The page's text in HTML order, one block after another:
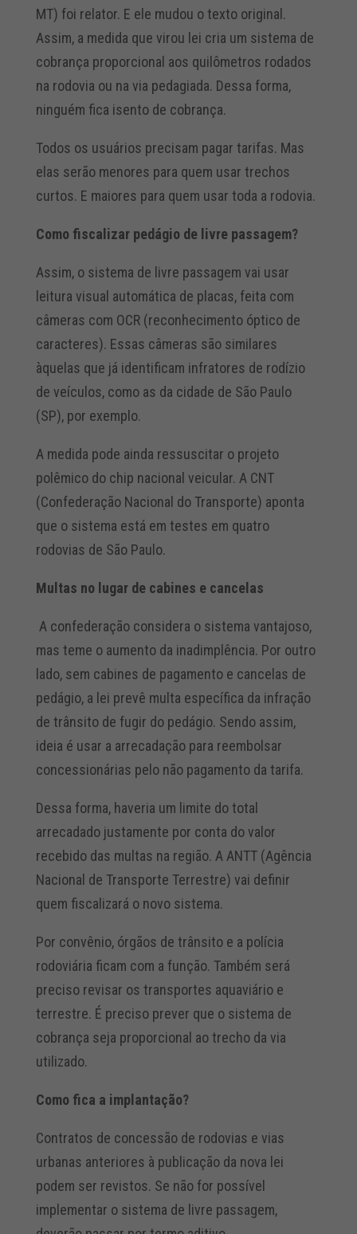
MT) foi relator. E ele mudou o texto original.
Assim, a medida que virou lei cria um sistema de
cobrança proporcional aos quilômetros rodados
na rodovia ou na via pedagiada. Dessa forma,
ninguém fica isento de cobrança.
Todos os usuários precisam pagar tarifas. Mas
elas serão menores para quem usar trechos
curtos. E maiores para quem usar toda a rodovia.
Como fiscalizar pedágio de livre passagem?
Assim, o sistema de livre passagem vai usar
leitura visual automática de placas, feita com
câmeras com OCR (reconhecimento óptico de
caracteres). Essas câmeras são similares
àquelas que já identificam infratores de rodízio
de veículos, como as da cidade de São Paulo
(SP), por exemplo.
A medida pode ainda ressuscitar o projeto
polêmico do chip nacional veicular. A CNT
(Confederação Nacional do Transporte) aponta
que o sistema está em testes em quatro
rodovias de São Paulo.
Multas no lugar de cabines e cancelas
A confederação considera o sistema vantajoso,
mas teme o aumento da inadimplência. Por outro
lado, sem cabines de pagamento e cancelas de
pedágio, a lei prevê multa específica da infração
de trânsito de fugir do pedágio. Sendo assim,
ideia é usar a arrecadação para reembolsar
concessionárias pelo não pagamento da tarifa.
Dessa forma, haveria um limite do total
arrecadado justamente por conta do valor
recebido das multas na região. A ANTT (Agência
Nacional de Transporte Terrestre) vai definir
quem fiscalizará o novo sistema.
Por convênio, órgãos de trânsito e a polícia
rodoviária ficam com a função. Também será
preciso revisar os transportes aquaviário e
terrestre. É preciso prever que o sistema de
cobrança seja proporcional ao trecho da via
utilizado.
Como fica a implantação?
Contratos de concessão de rodovias e vias
urbanas anteriores à publicação da nova lei
podem ser revistos. Se não for possível
implementar o sistema de livre passagem,